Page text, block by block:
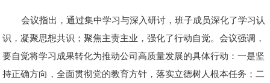
会议指出，通过集中学习与深入研讨，班子成员深化了学习认
识，凝聚思想共识；聚焦主责主业，强化了行动自觉。会议强调，
要自觉将学习成果转化为推动公司高质量发展的具体行动：一是坚
持正确方向，全面贯彻党的教育方针，落实立德树人根本任务；二